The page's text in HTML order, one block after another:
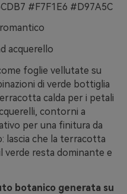
#F7F1E6 #D97A5C
acquerello
foglie vellutate su
di verde bottiglia
calda per i petali
contorni a
per una finitura da
lascia che la terracotta
verde resta dominante e
botanico generata su